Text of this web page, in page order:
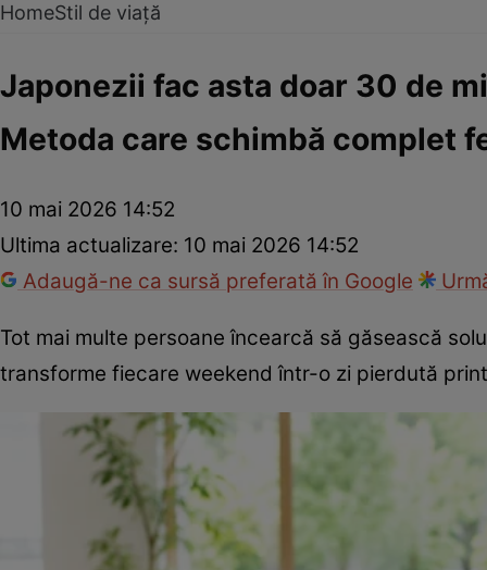
HomeStil de viață
Japonezii fac asta doar 30 de
Metoda care schimbă complet
10 mai 2026 14:52
Ultima actualizare: 10 mai 2026 14:52
Adaugă-ne ca sursă preferată în Google
Tot mai multe persoane încearcă să găsească
transforme fiecare weekend într-o zi pierdută